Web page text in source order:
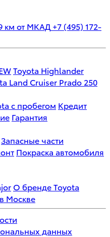
км от МКАД +7 (495) 172-
Toyota Highlander
Land Cruiser Prado 250
с пробегом Кредит
Гарантия
Запасные части
Покраска автомобиля
О бренде Toyota
Москве
данных